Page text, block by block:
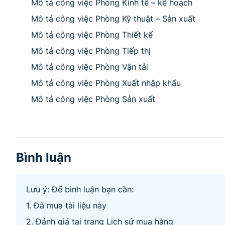
Mô tả công việc Phòng Kinh tế – kế hoạch
Mô tả công việc Phòng Kỹ thuật – Sản xuất
Mô tả công việc Phòng Thiết kế
Mô tả công việc Phòng Tiếp thị
Mô tả công việc Phòng Vận tải
Mô tả công việc Phòng Xuất nhập khẩu
Mô tả công việc Phòng Sản xuất
Bình luận
Lưu ý: Để bình luận bạn cần:
1. Đã mua tài liệu này
2. Đánh giá tại trang Lịch sử mua hàng